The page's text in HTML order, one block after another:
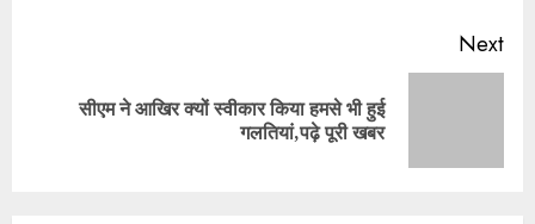
Next
Nextसीएम ने आखिर क्यों स्वीकार किया हमसे भी हुई
गलतियां,पढ़े पूरी खबर